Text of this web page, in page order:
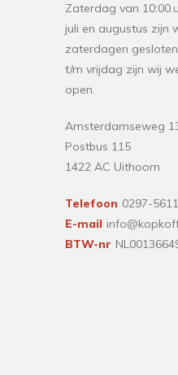
Zaterdag van
juli en augustus zijn
zaterdagen
t/m vrijdag zijn wij
open.
Amsterdamseweg
Postbus 115
1422 AC Uithoorn
Telefoon 0297-
E-mail
BTW-nr